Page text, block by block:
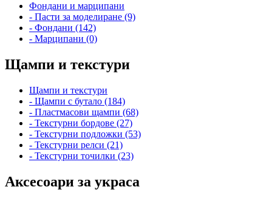
Фондани и марципани
- Пасти за моделиране (9)
- Фондани (142)
- Марципани (0)
Щампи и текстури
Щампи и текстури
- Щампи с бутало (184)
- Пластмасови щампи (68)
- Текстурни бордове (27)
- Текстурни подложки (53)
- Текстурни релси (21)
- Текстурни точилки (23)
Аксесоари за украса